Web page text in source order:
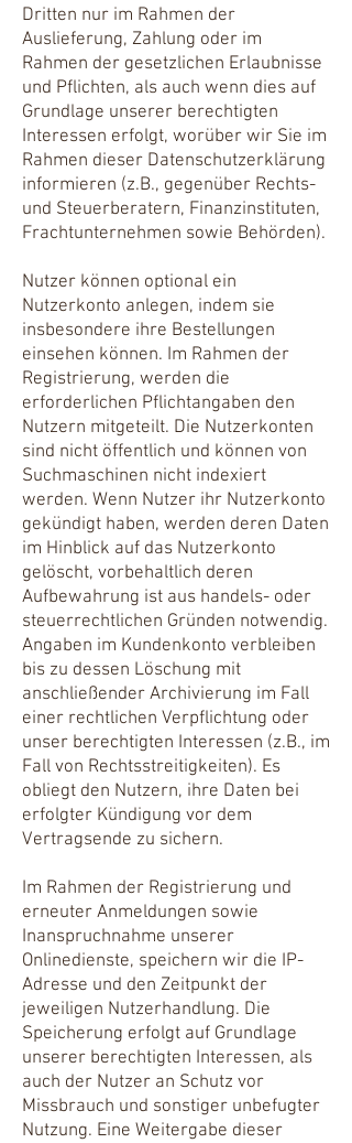
Dritten nur im Rahmen der
Auslieferung, Zahlung oder im
Rahmen der gesetzlichen Erlaubnisse
und Pflichten, als auch wenn dies auf
Grundlage unserer berechtigten
Interessen erfolgt, worüber wir Sie im
Rahmen dieser Datenschutzerklärung
informieren (z.B., gegenüber Rechts-
und Steuerberatern, Finanzinstituten,
Frachtunternehmen sowie Behörden).
Nutzer können optional ein
Nutzerkonto anlegen, indem sie
insbesondere ihre Bestellungen
einsehen können. Im Rahmen der
Registrierung, werden die
erforderlichen Pflichtangaben den
Nutzern mitgeteilt. Die Nutzerkonten
sind nicht öffentlich und können von
Suchmaschinen nicht indexiert
werden. Wenn Nutzer ihr Nutzerkonto
gekündigt haben, werden deren Daten
im Hinblick auf das Nutzerkonto
gelöscht, vorbehaltlich deren
Aufbewahrung ist aus handels- oder
steuerrechtlichen Gründen notwendig.
Angaben im Kundenkonto verbleiben
bis zu dessen Löschung mit
anschließender Archivierung im Fall
einer rechtlichen Verpflichtung oder
unser berechtigten Interessen (z.B., im
Fall von Rechtsstreitigkeiten). Es
obliegt den Nutzern, ihre Daten bei
erfolgter Kündigung vor dem
Vertragsende zu sichern.
Im Rahmen der Registrierung und
erneuter Anmeldungen sowie
Inanspruchnahme unserer
Onlinedienste, speichern wir die IP-
Adresse und den Zeitpunkt der
jeweiligen Nutzerhandlung. Die
Speicherung erfolgt auf Grundlage
unserer berechtigten Interessen, als
auch der Nutzer an Schutz vor
Missbrauch und sonstiger unbefugter
Nutzung. Eine Weitergabe dieser